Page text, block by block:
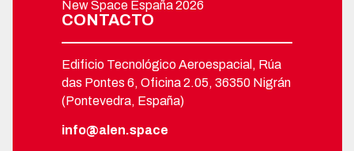
New Space España 2026
CONTACTO
Edificio Tecnológico Aeroespacial, Rúa
das Pontes 6, Oficina 2.05, 36350 Nigrán
(Pontevedra, España)
info@alen.space